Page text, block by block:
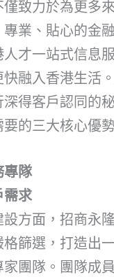
致力於為更多
業、貼心的金
才一站式信息
融入香港生活。
得客戶認同的
的三大核心優勢
專隊
需求
方面，招商永
篩選，打造出
團隊。團隊成